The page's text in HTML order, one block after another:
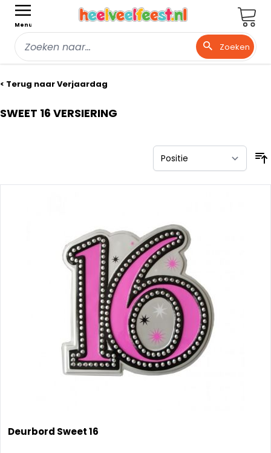
Menu
Zoeken
< Terug naar Verjaardag
SWEET 16 VERSIERING
Deurbord Sweet 16